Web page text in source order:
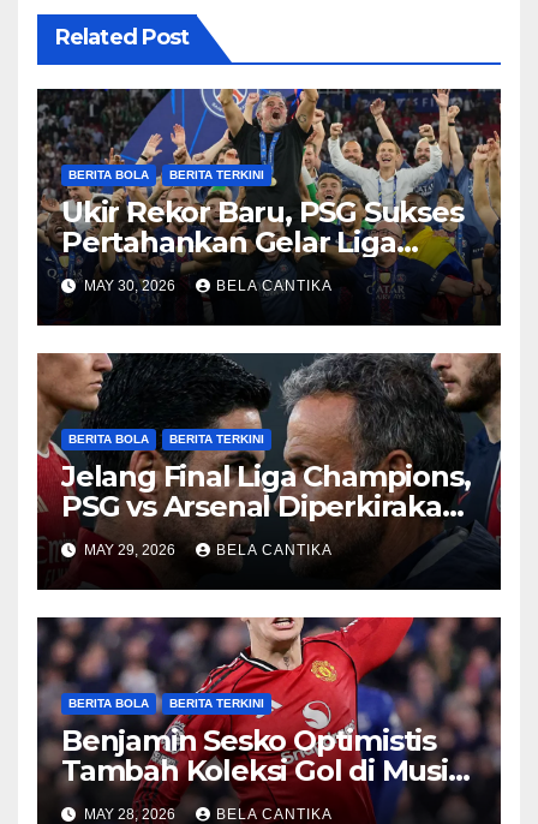
Related Post
BERITA BOLA BERITA TERKINI
Ukir Rekor Baru, PSG Sukses
Pertahankan Gelar Liga
Champions
MAY 30, 2026 BELA CANTIKA
BERITA BOLA BERITA TERKINI
Jelang Final Liga Champions,
PSG vs Arsenal Diperkirakan
Sengit
MAY 29, 2026 BELA CANTIKA
BERITA BOLA BERITA TERKINI
Benjamin Sesko Optimistis
Tambah Koleksi Gol di Musim
2026/27
MAY 28, 2026 BELA CANTIKA